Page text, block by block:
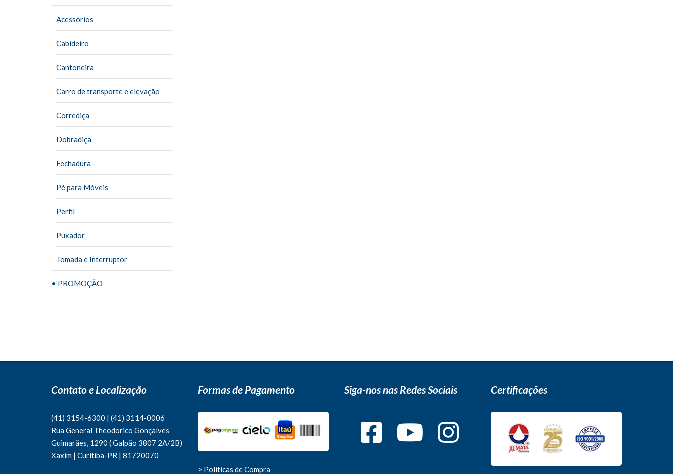
Acessórios
Cabideiro
Cantoneira
Carro de transporte e elevação
Corrediça
Dobradiça
Fechadura
Pé para Móveis
Perfil
Puxador
Tomada e Interruptor
• PROMOÇÃO
Contato e Localização
(41) 3154-6300 | (41) 3114-0006
Rua General Theodorico Gonçalves
Guimarães, 1290 ( Galpão 3807 2A/2B)
Xaxim | Curitiba-PR | 81720070
Formas de Pagamento
> Politicas de Compra
Siga-nos nas Redes Sociais Certificações